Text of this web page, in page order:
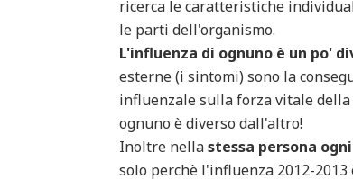
ricerca le caratteristiche
le parti dell'organismo.
L'influenza di ognuno è un po'
esterne (i sintomi) sono la
influenzale sulla forza vitale della
ognuno è diverso dall'altro!
Inoltre nellastessa persona
solo perchè l'influenza 2012-